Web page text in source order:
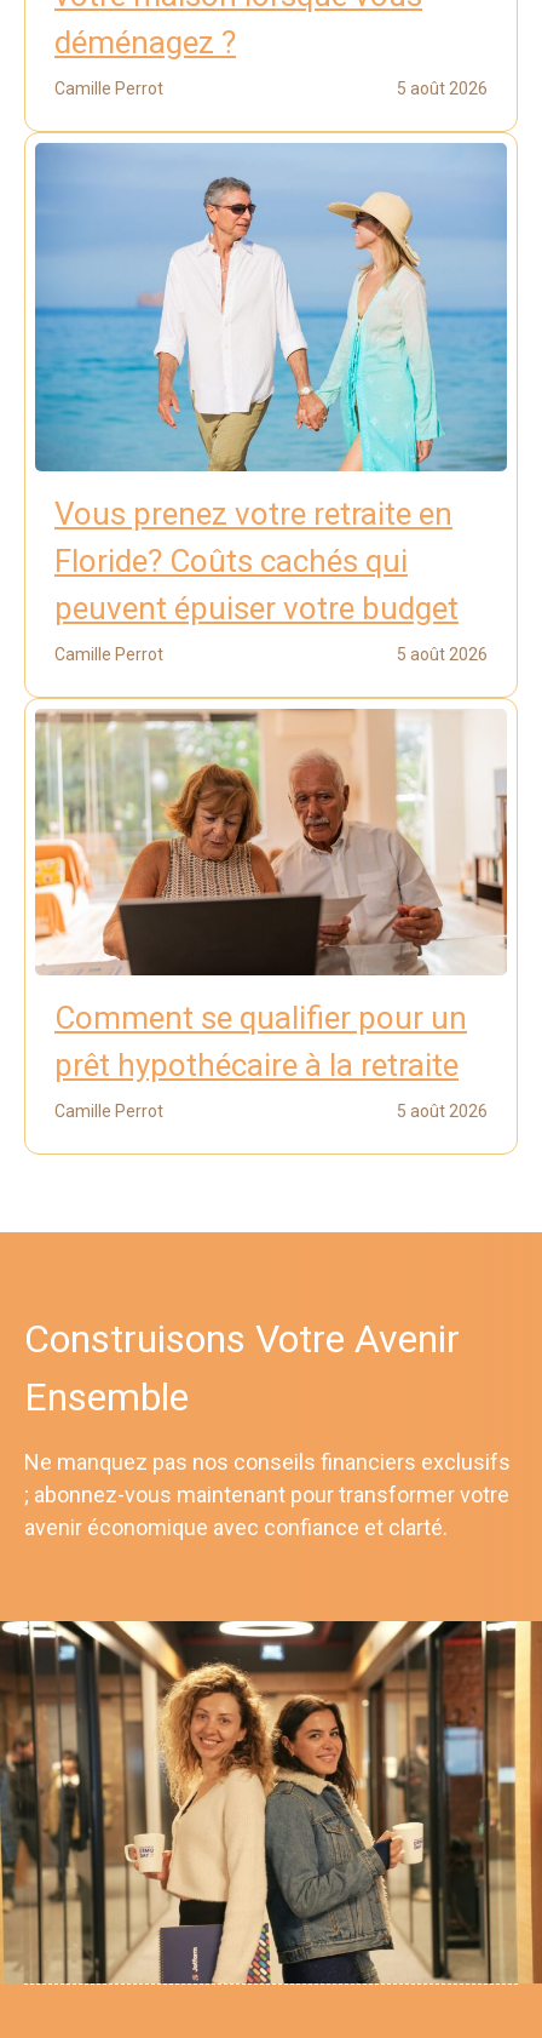
déménagez ?
Camille Perrot 5 août 2026
Vous prenez votre retraite en
Floride? Coûts cachés qui
peuvent épuiser votre budget
Camille Perrot 5 août 2026
Comment se qualifier pour un
prêt hypothécaire à la retraite
Camille Perrot 5 août 2026
Construisons Votre Avenir
Ensemble
Ne manquez pas nos conseils financiers exclusifs
; abonnez-vous maintenant pour transformer votre
avenir économique avec confiance et clarté.